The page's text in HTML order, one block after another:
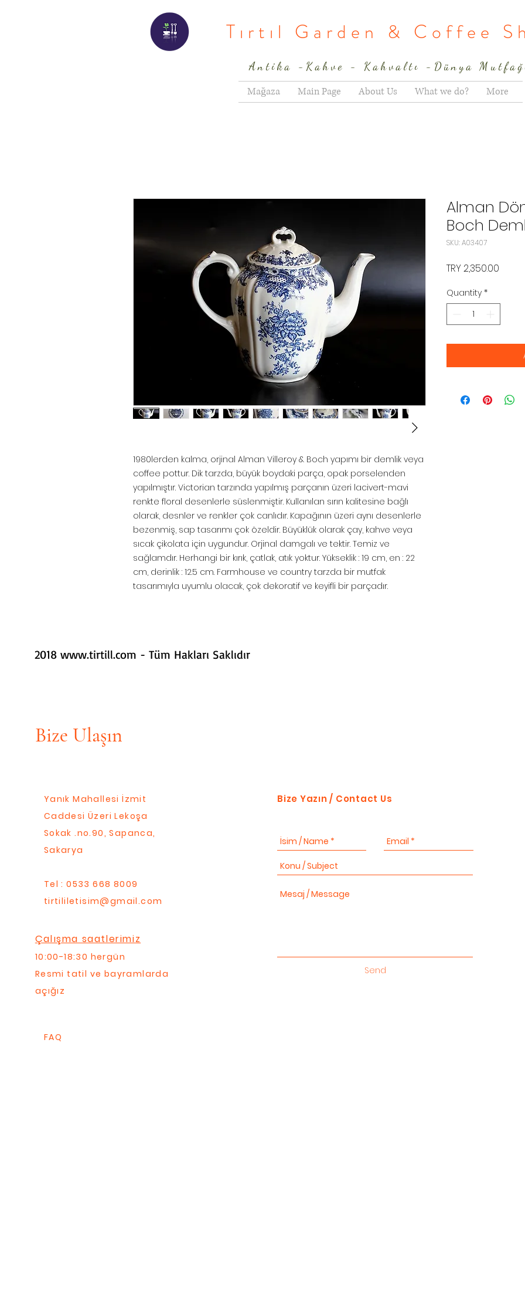
Tırtıl Garden & Coffee
Antika -Kahve - Kahvaltı -Dünya
Mağaza
Main Page About Us What we do? More
1980lerden kalma, orjinal Alman Villeroy & Boch yapımı bir demlik veya
coffee pottur. Dik tarzda, büyük boydaki parça, opak porselenden
yapılmıştır. Victorian tarzında yapılmış parçanın üzeri lacivert-mavi
renkte floral desenlerle süslenmiştir. Kullanılan sırın kalitesine bağlı
olarak, desnler ve renkler çok canlıdır. Kapağının üzeri aynı desenlerle
bezenmiş, sap tasarımı çok özeldir. Büyüklük olarak çay, kahve veya
sıcak çikolata için uygundur. Orjinal damgalı ve tektir. Temiz ve
sağlamdır. Herhangi bir kırık, çatlak, atık yoktur. Yükseklik : 19 cm, en : 22
cm, derinlik : 12.5 cm. Farmhouse ve country tarzda bir mutfak
tasarımıyla uyumlu olacak, çok dekoratif ve keyifli bir parçadır.
Alman
Boch
SKU: A03407
TRY 2,350.00
Quantity *
2018 www.tirtill.com - Tüm Hakları Saklıdır
Bize Ulaşın
Yanık Mahallesi İzmit
Caddesi Üzeri Lekoşa
Sokak .no.90, Sapanca,
Sakarya
Tel : 0533 668 8009
tirtililetisim@gmail.com
Çalışma saatlerimiz
10:00-18:30 hergün
Resmi tatil ve bayramlarda
açığız
FAQ
Bize Yazın / Contact Us
Send